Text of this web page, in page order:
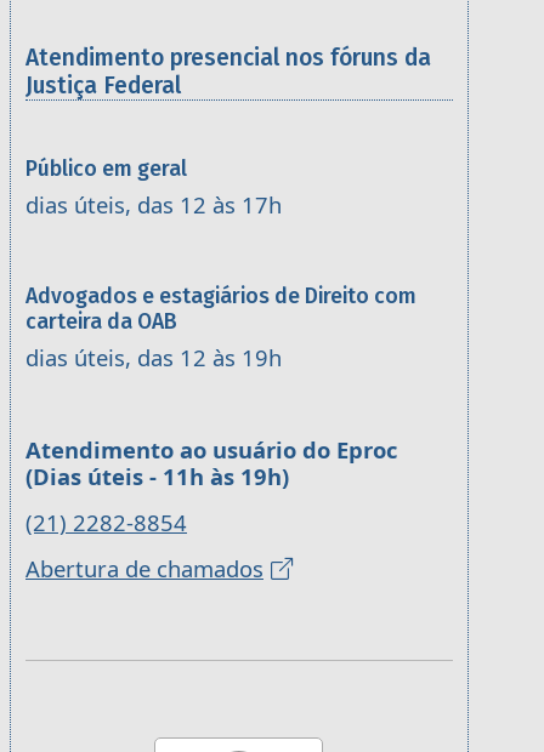
Atendimento presencial nos fóruns da
Justiça Federal
Público em geral
dias úteis, das 12 às 17h
Advogados e estagiários de Direito com
carteira da OAB
dias úteis, das 12 às 19h
Atendimento ao usuário do Eproc
(Dias úteis - 11h às 19h)
(21) 2282-8854
Abertura de chamados